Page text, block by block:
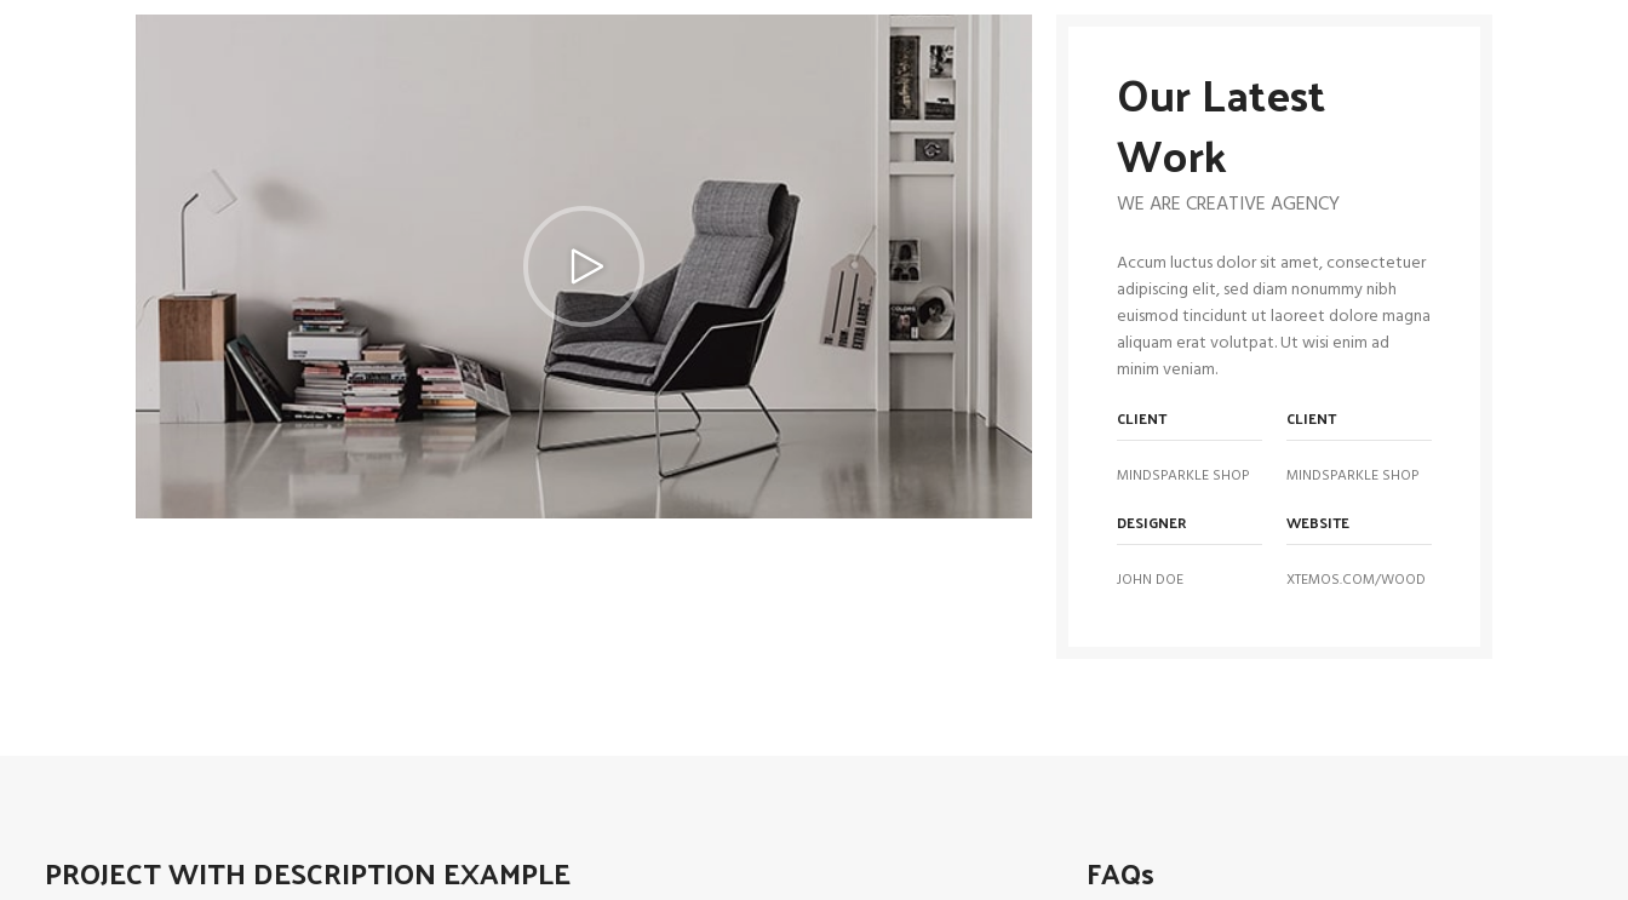
Our Latest
Work
WE ARE CREATIVE AGENCY
Accum luctus dolor sit amet, consectetuer
adipiscing elit, sed diam nonummy nibh
euismod tincidunt ut laoreet dolore magna
aliquam erat volutpat. Ut wisi enim ad
minim veniam.
CLIENT
MINDSPARKLE SHOP
CLIENT
MINDSPARKLE SHOP
DESIGNER
JOHN DOE
WEBSITE
XTEMOS.COM/WOOD
PROJECT WITH DESCRIPTION EXAMPLE FAQs